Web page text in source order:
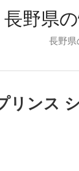
長野県
長野県
リンス